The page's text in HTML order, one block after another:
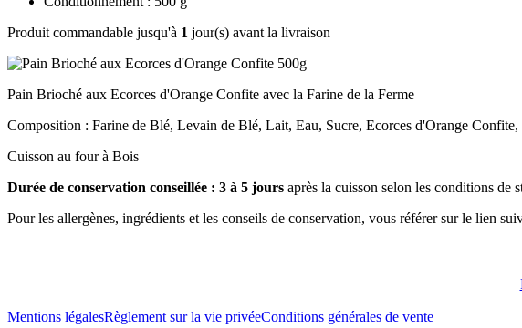
Produit commandable jusqu'à 1 jour(s) avant la livraison
Pain Brioché aux Ecorces d'Orange Confite avec la Farine de la Ferme
Composition : Farine de Blé, Levain de Blé, Lait, Eau, Sucre, Ecorces d'Orange
Cuisson au four à Bois
Durée de conservation conseillée : 3 à 5 jours après la cuisson selon les conditions de
Pour les allergènes, ingrédients et les conseils de conservation, vous référer sur le lien
Mentions légalesRèglement sur la vie privéeConditions générales de vente